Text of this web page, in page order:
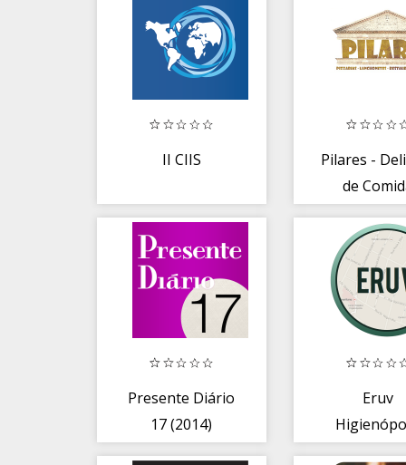
II CIIS
Pilares -
de
Presente Diário
17 (2014)
Eruv